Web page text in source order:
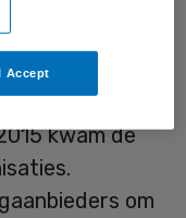
gebruiken de
kwam de
om
I Accept